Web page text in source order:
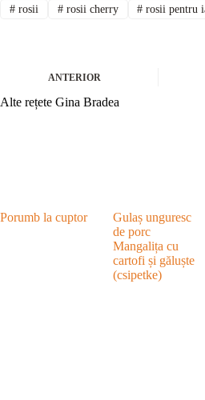
#rosii #rosii cherry # rosii pentru
ANTERIOR
Alte rețete Gina Bradea
Porumb la cuptor
Gulaș unguresc
de porc
Mangalița cu
cartofi și găluște
(csipetke)